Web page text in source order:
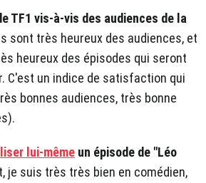
TF1 vis-à-vis des audiences de la
sont très heureux des audiences, et
heureux des épisodes qui seront
C'est un indice de satisfaction qui
bonnes audiences, très bonne
lui-même un épisode de "Léo
je suis très très bien en comédien,